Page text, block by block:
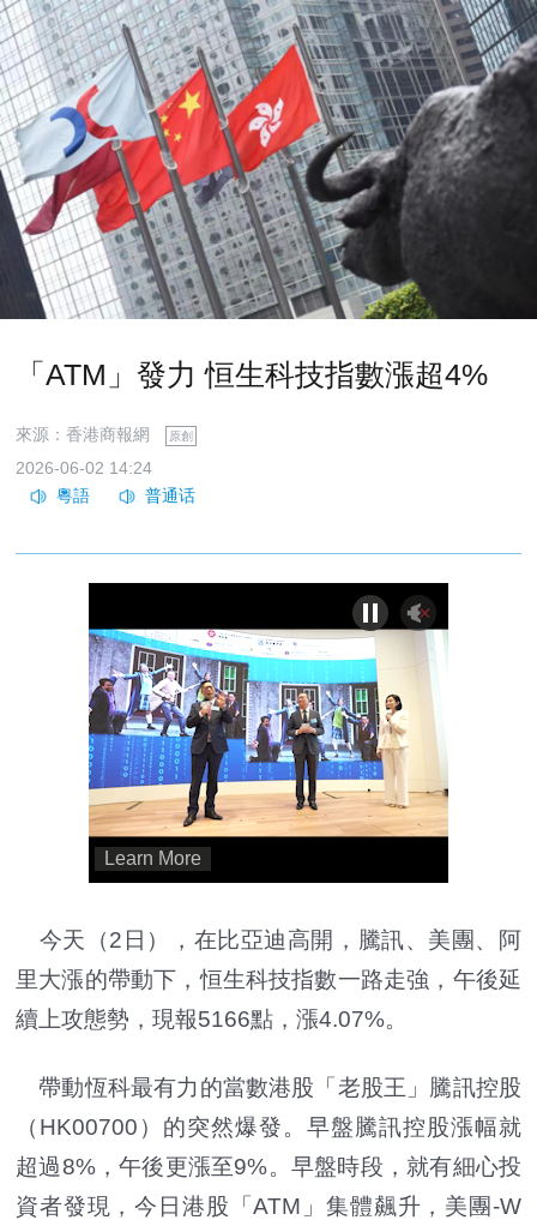
「ATM」發力 恒生科技指數漲超4%
來源：香港商報網 原創
2026-06-02 14:24
今天（2日），在比亞迪高開，騰訊、美團、阿
里大漲的帶動下，恒生科技指數一路走強，午後延
續上攻態勢，現報5166點，漲4.07%。
帶動恆科最有力的當數港股「老股王」騰訊控股
（HK00700）的突然爆發。早盤騰訊控股漲幅就
超過8%，午後更漲至9%。早盤時段，就有細心投
資者發現，今日港股「ATM」集體飆升，美團-W